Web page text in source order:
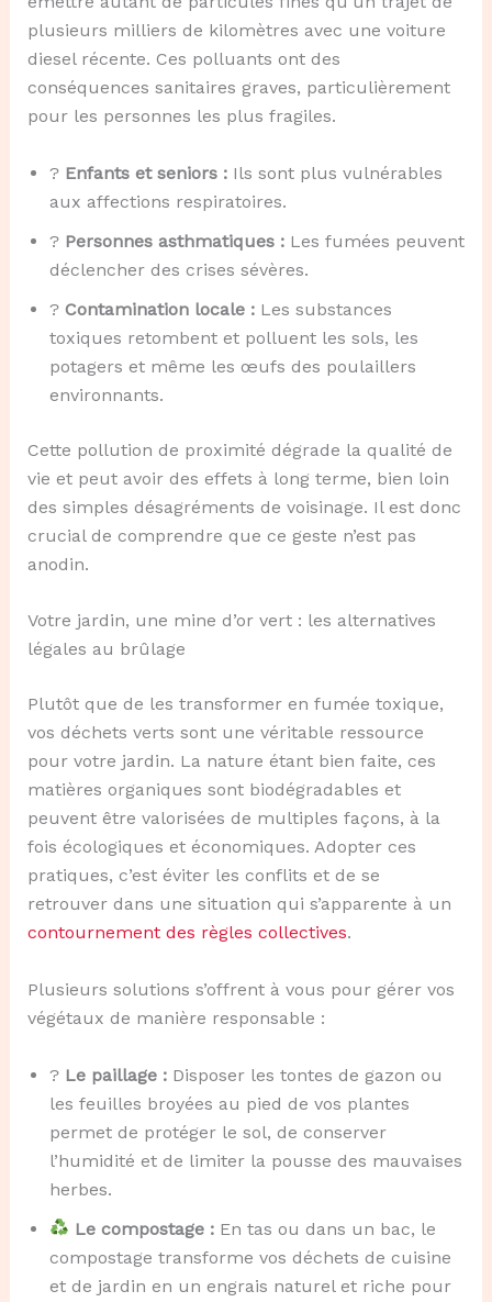
plusieurs milliers de kilomètres avec une voiture
diesel récente. Ces polluants ont des
conséquences sanitaires graves, particulièrement
pour les personnes les plus fragiles.
? Enfants et seniors :Ils sont plus vulnérables
aux affections respiratoires.
? Personnes asthmatiques :Les fumées peuvent
déclencher des crises sévères.
? Contamination locale :Les substances
toxiques retombent et polluent les sols, les
potagers et même les œufs des poulaillers
environnants.
Cette pollution de proximité dégrade la qualité de
vie et peut avoir des effets à long terme, bien loin
des simples désagréments de voisinage. Il est donc
crucial de comprendre que ce geste n’est pas
anodin.
Votre jardin, une mine d’or vert : les alternatives
légales au brûlage
Plutôt que de les transformer en fumée toxique,
vos déchets verts sont une véritable ressource
pour votre jardin. La nature étant bien faite, ces
matières organiques sont biodégradables et
peuvent être valorisées de multiples façons, à la
fois écologiques et économiques. Adopter ces
pratiques, c’est éviter les conflits et de se
retrouver dans une situation qui s’apparente à un
contournement des règles collectives.
Plusieurs solutions s’offrent à vous pour gérer vos
végétaux de manière responsable :
? Le paillage :Disposer les tontes de gazon ou
les feuilles broyées au pied de vos plantes
permet de protéger le sol, de conserver
l’humidité et de limiter la pousse des mauvaises
herbes.
Le compostage :En tas ou dans un bac, le
compostage transforme vos déchets de cuisine
et de jardin en un engrais naturel et riche pour